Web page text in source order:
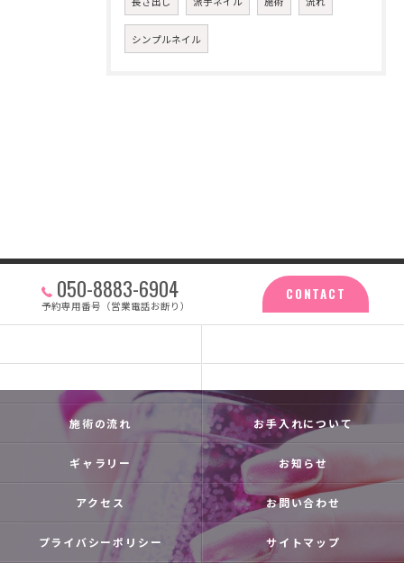
シンプルネイル
050-8883-6904
予約専用番号（営業電話お断り）
CONTACT
施術の流れ お手入れについて
ギャラリー お知らせ
アクセス お問い合わせ
プライバシーポリシー サイトマップ